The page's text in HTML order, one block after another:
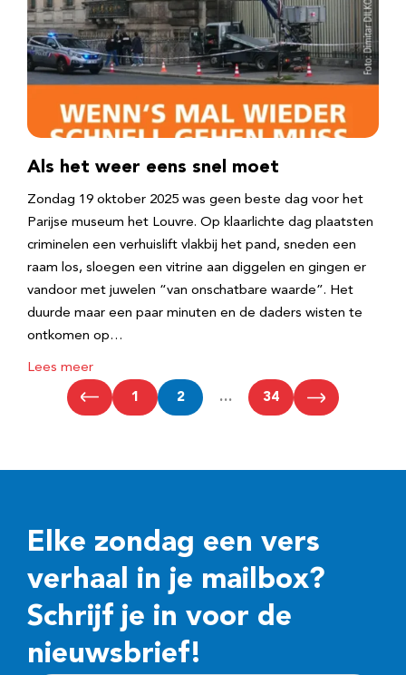
Als het weer eens snel moet
Zondag 19 oktober 2025 was geen beste dag voor het
Parijse museum het Louvre. Op klaarlichte dag plaatsten
criminelen een verhuislift vlakbij het pand, sneden een
raam los, sloegen een vitrine aan diggelen en gingen er
vandoor met juwelen “van onschatbare waarde”. Het
duurde maar een paar minuten en de daders wisten te
ontkomen op…
Lees meer
1 2 … 34
Elke zondag een vers
verhaal in je mailbox?
Schrijf je in voor de
nieuwsbrief!